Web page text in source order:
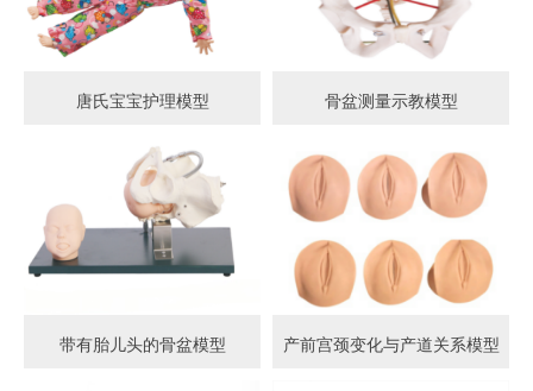
唐氏宝宝护理模型 骨盆测量示教模型
带有胎儿头的骨盆模型 产前宫颈变化与产道关系模型